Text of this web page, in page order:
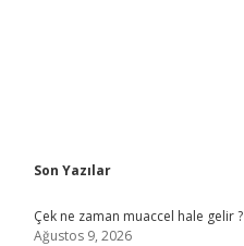
Sidebar
Son Yazılar
Çek ne zaman muaccel hale gelir ?
Ağustos 9, 2026